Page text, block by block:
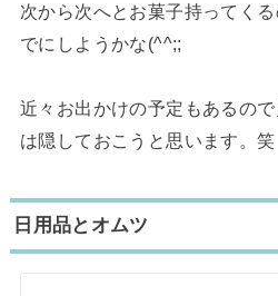
次から次へとお菓子持ってく
でにしようかな(^^;;
近々お出かけの予定もあるの
は隠しておこうと思います
日用品とオムツ